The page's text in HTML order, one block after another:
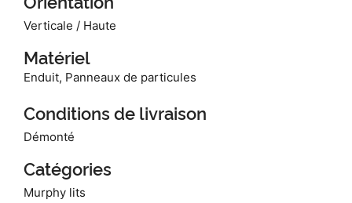
Verticale / Haute
Matériel
Enduit, Panneaux de particules
Conditions de livraison
Démonté
Catégories
Murphy lits